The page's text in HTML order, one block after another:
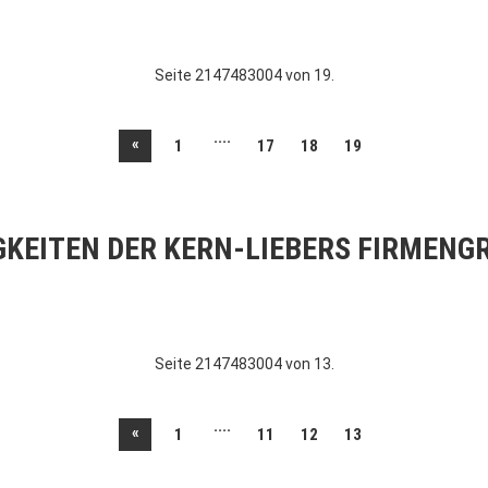
Seite 2147483004 von 19.
« 1 .... 17 18 19
DER KERN-LIEBERS
Seite 2147483004 von 13.
« 1 .... 11 12 13